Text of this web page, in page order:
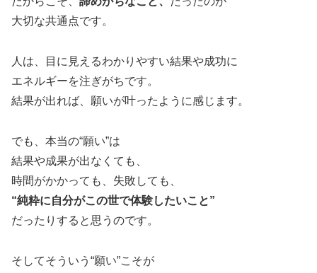
大切な共通点です。
人は、目に見えるわかりやすい結果や成功に
エネルギーを注ぎがちです。
結果が出れば、願いが叶ったように感じます。
でも、本当の“願い”は
結果や成果が出なくても、
時間がかかっても、失敗しても、
“純粋に自分がこの世で体験したいこと”
だったりすると思うのです。
そしてそういう“願い”こそが